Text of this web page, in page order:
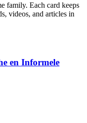
family. Each card keeps
videos, and articles in
en Informele